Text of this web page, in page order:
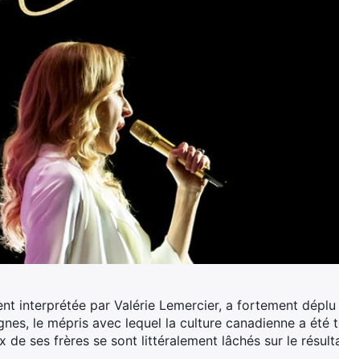
interprétée par Valérie Lemercier, a fortement
le mépris avec lequel la culture canadienne a été
ses frères se sont littéralement lâchés sur le